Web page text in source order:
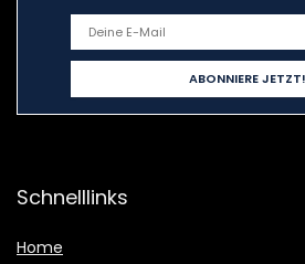
Schnelllinks
Home